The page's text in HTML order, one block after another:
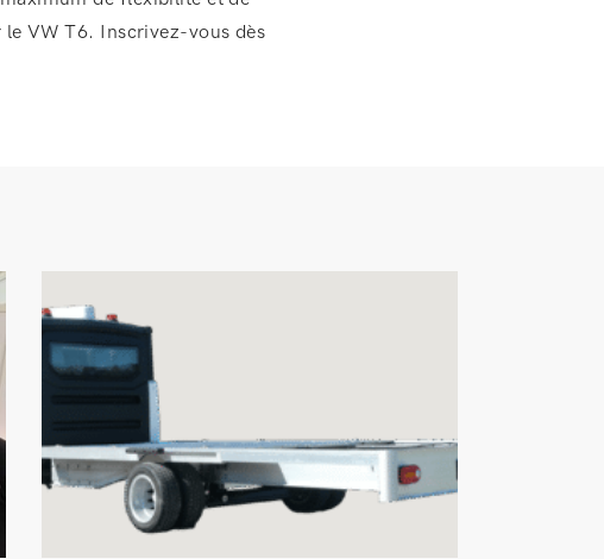
VW T6. Inscrivez-vous dès